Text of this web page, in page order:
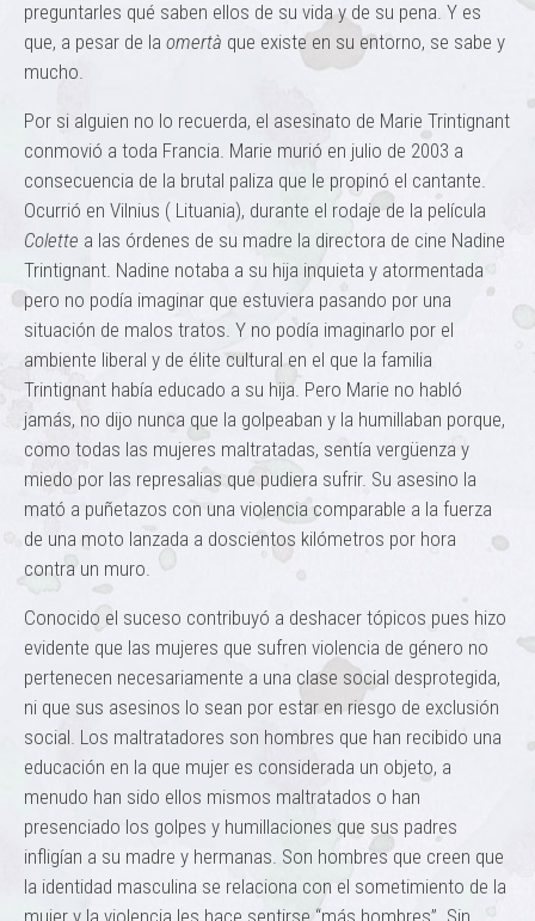
preguntarles qué saben ellos de su vida y de su pena. Y es
que, a pesar de la omertà que existe en su entorno, se sabe y
mucho.
Por si alguien no lo recuerda, el asesinato de Marie Trintignant
conmovió a toda Francia. Marie murió en julio de 2003 a
consecuencia de la brutal paliza que le propinó el cantante.
Ocurrió en Vilnius ( Lituania), durante el rodaje de la película
Colette a las órdenes de su madre la directora de cine Nadine
Trintignant. Nadine notaba a su hija inquieta y atormentada
pero no podía imaginar que estuviera pasando por una
situación de malos tratos. Y no podía imaginarlo por el
ambiente liberal y de élite cultural en el que la familia
Trintignant había educado a su hija. Pero Marie no habló
jamás, no dijo nunca que la golpeaban y la humillaban porque,
como todas las mujeres maltratadas, sentía vergüenza y
miedo por las represalias que pudiera sufrir. Su asesino la
mató a puñetazos con una violencia comparable a la fuerza
de una moto lanzada a doscientos kilómetros por hora
contra un muro.
Conocido el suceso contribuyó a deshacer tópicos pues hizo
evidente que las mujeres que sufren violencia de género no
pertenecen necesariamente a una clase social desprotegida,
ni que sus asesinos lo sean por estar en riesgo de exclusión
social. Los maltratadores son hombres que han recibido una
educación en la que mujer es considerada un objeto, a
menudo han sido ellos mismos maltratados o han
presenciado los golpes y humillaciones que sus padres
infligían a su madre y hermanas. Son hombres que creen que
la identidad masculina se relaciona con el sometimiento de la